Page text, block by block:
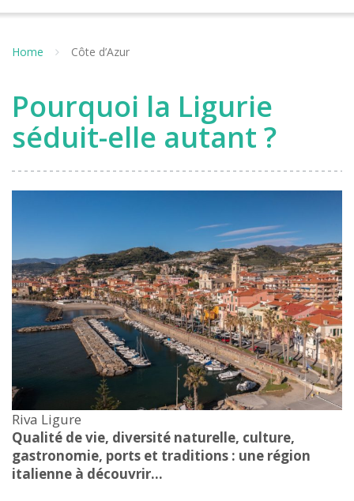
Home Côte d’Azur
Pourquoi la Ligurie
séduit-elle autant ?
Riva Ligure
Qualité de vie, diversité naturelle, culture,
gastronomie, ports et traditions : une région
italienne à découvrir…